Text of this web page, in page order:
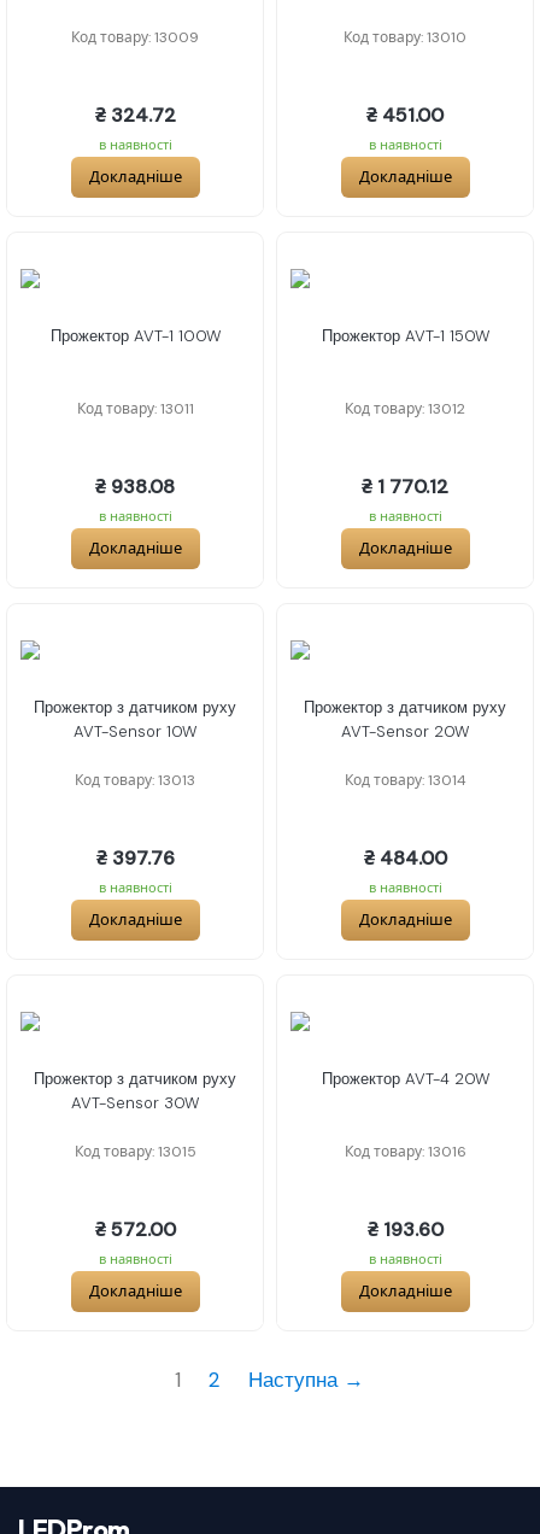
Код товару: 13009
₴ 324.72
в наявності
Докладніше
Код товару: 13010
₴ 451.00
в наявності
Докладніше
Прожектор AVT-1 100W
Код товару: 13011
₴ 938.08
в наявності
Докладніше
Прожектор AVT-1 150W
Код товару: 13012
₴ 1 770.12
в наявності
Докладніше
Прожектор з датчиком руху
AVT-Sensor 10W
Код товару: 13013
₴ 397.76
в наявності
Докладніше
Прожектор з датчиком руху
AVT-Sensor 20W
Код товару: 13014
₴ 484.00
в наявності
Докладніше
Прожектор з датчиком руху
AVT-Sensor 30W
Код товару: 13015
₴ 572.00
в наявності
Докладніше
Прожектор AVT-4 20W
Код товару: 13016
₴ 193.60
в наявності
Докладніше
1 2 Наступна →